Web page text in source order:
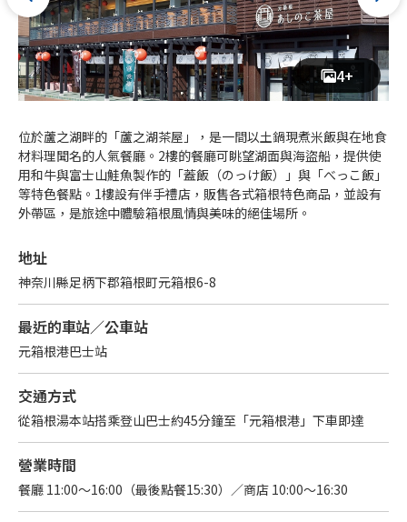
4+
位於蘆之湖畔的「蘆之湖茶屋」，是一間以土鍋現煮米飯與在地食
材料理聞名的人氣餐廳。2樓的餐廳可眺望湖面與海盜船，提供使
用和牛與富士山鮭魚製作的「蓋飯（のっけ飯）」與「べっこ飯」
等特色餐點。1樓設有伴手禮店，販售各式箱根特色商品，並設有
外帶區，是旅途中體驗箱根風情與美味的絕佳場所。
地址
神奈川縣足柄下郡箱根町元箱根6-8
最近的車站／公車站
元箱根港巴士站
交通方式
從箱根湯本站搭乘登山巴士約45分鐘至「元箱根港」下車即達
營業時間
餐廳 11:00～16:00（最後點餐15:30）／商店 10:00～16:30